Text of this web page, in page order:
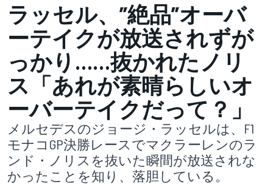
ラッセル、”絶品”オーバ
ーテイクが放送されずが
っかり……抜かれたノリ
ス「あれが素晴らしいオ
ーバーテイクだって？」
メルセデスのジョージ・ラッセルは、F1
モナコGP決勝レースでマクラーレンのラ
ンド・ノリスを抜いた瞬間が放送されな
かったことを知り、落胆している。